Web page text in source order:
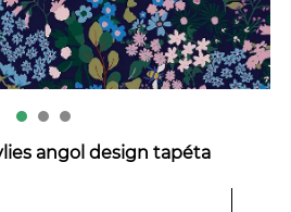
angol design tapéta